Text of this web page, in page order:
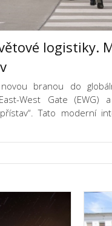
logistiky.
branou do
West Gate (EWG)
Tato moderní